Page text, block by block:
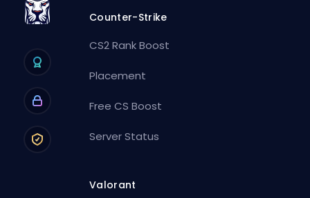
Counter-Strike
CS2 Rank Boost
Placement
Free CS Boost
Server Status
Valorant